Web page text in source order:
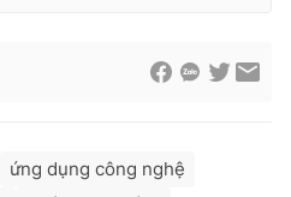
ứng dụng công nghệ